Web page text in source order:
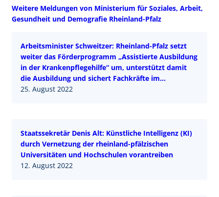
Weitere Meldungen von Ministerium für Soziales, Arbeit,
Gesundheit und Demografie Rheinland-Pfalz
Arbeitsminister Schweitzer: Rheinland-Pfalz setzt
weiter das Förderprogramm „Assistierte Ausbildung
in der Krankenpflegehilfe“ um, unterstützt damit
die Ausbildung und sichert Fachkräfte im
Gesundheitswesen für die Zukunft
25. August 2022
Staatssekretär Denis Alt: Künstliche Intelligenz (KI)
durch Vernetzung der rheinland-pfälzischen
Universitäten und Hochschulen vorantreiben
12. August 2022